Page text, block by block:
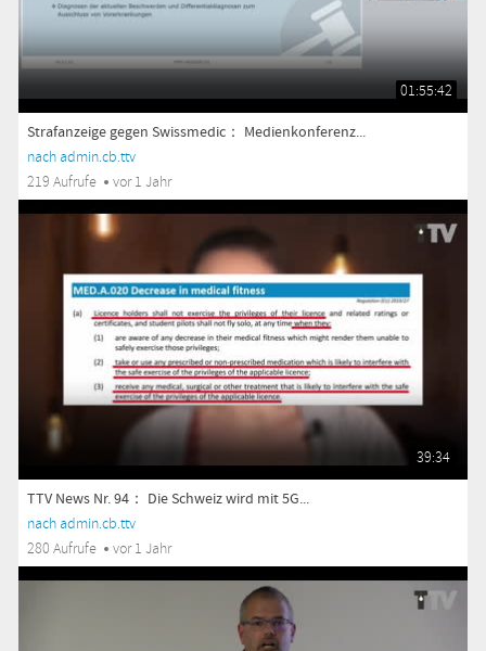
01:55:42
Strafanzeige gegen Swissmedic： Medienkonferenz...
nach admin.cb.ttv
219 Aufrufe
vor 1 Jahr
39:34
TTV News Nr. 94： Die Schweiz wird mit 5G...
nach admin.cb.ttv
280 Aufrufe
vor 1 Jahr